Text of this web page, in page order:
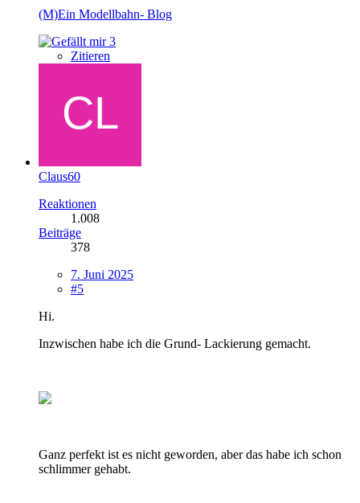
(M)Ein Modellbahn- Blog
3
Zitieren
Claus60
Reaktionen
1.008
Beiträge
378
7. Juni 2025
#5
Hi.
Inzwischen habe ich die Grund- Lackierung gemacht.
Ganz perfekt ist es nicht geworden, aber das habe ich schon
schlimmer gehabt.